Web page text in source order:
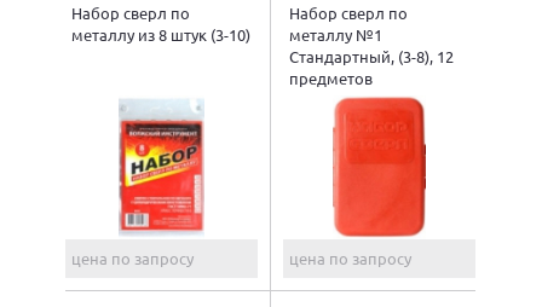
Набор сверл по
металлу из 8 штук (3-10)
цена по запросу
Набор сверл по
металлу №1
Стандартный, (3-8), 12
предметов
цена по запросу